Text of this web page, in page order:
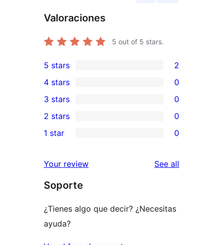
Valoraciones
5 out of 5 stars.
2
5-
star
reviews
5 stars 2
4-
star
reviews
4 stars 0
0
3-
star
3 stars 0
2-
reviews
2 stars 0
star
reviews
1 star 0
Your review See all
Soporte
¿Tienes algo que decir? ¿Necesitas
ayuda?